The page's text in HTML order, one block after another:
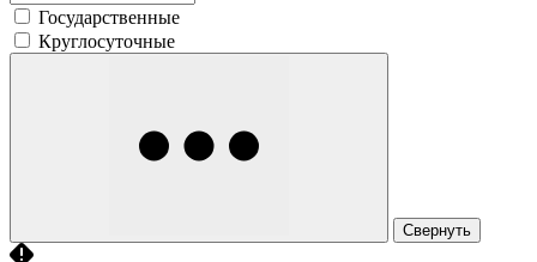
Государственные
Круглосуточные
Свернуть